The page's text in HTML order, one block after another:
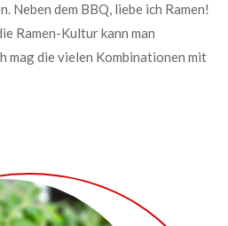
Neben dem BBQ, liebe ich Ramen!
Ramen-Kultur kann man
mag die vielen Kombinationen mit